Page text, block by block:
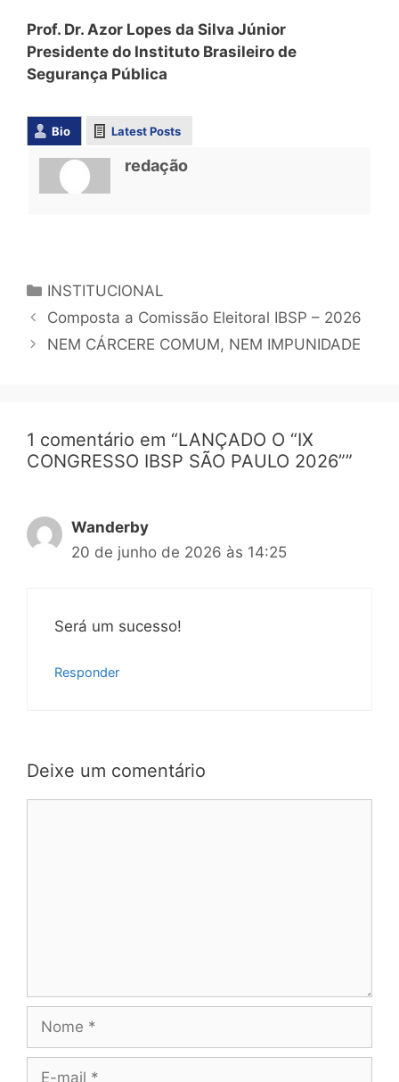
Prof. Dr. Azor Lopes da Silva Júnior
Presidente do Instituto Brasileiro de
Segurança Pública
Bio Latest Posts
redação
INSTITUCIONAL
Composta a Comissão Eleitoral IBSP – 2026
NEM CÁRCERE COMUM, NEM IMPUNIDADE
1 comentário em “LANÇADO O “IX
CONGRESSO IBSP SÃO PAULO 2026””
Wanderby
20 de junho de 2026 às 14:25
Será um sucesso!
Responder
Deixe um comentário